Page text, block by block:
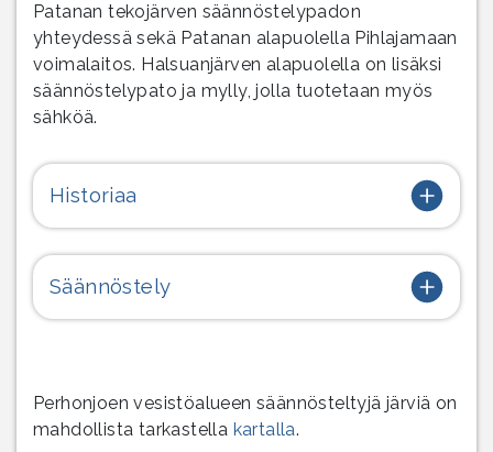
Patanan tekojärven säännöstelypadon
yhteydessä sekä Patanan alapuolella Pihlajamaan
voimalaitos. Halsuanjärven alapuolella on lisäksi
säännöstelypato ja mylly, jolla tuotetaan myös
sähköä.
Historiaa
Säännöstely
Perhonjoen vesistöalueen säännösteltyjä järviä on
mahdollista tarkastella kartalla.